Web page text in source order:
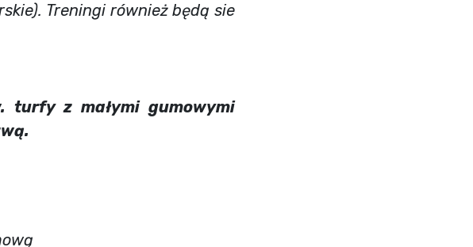
Treningi również będą sie
turfy z małymi gumowymi